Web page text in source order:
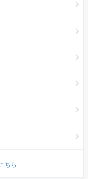
ちら